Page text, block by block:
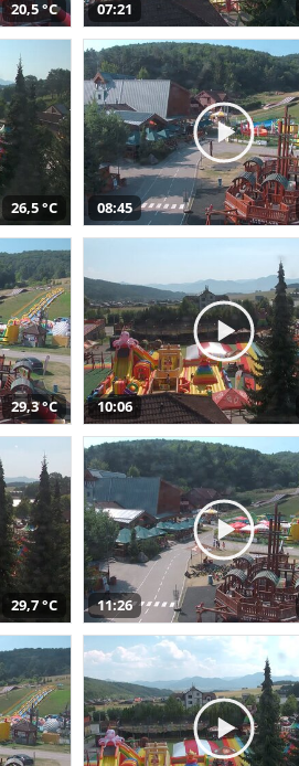
20,5 °C 07:21
26,5 °C 08:45
29,3 °C 10:06
29,7 °C 11:26